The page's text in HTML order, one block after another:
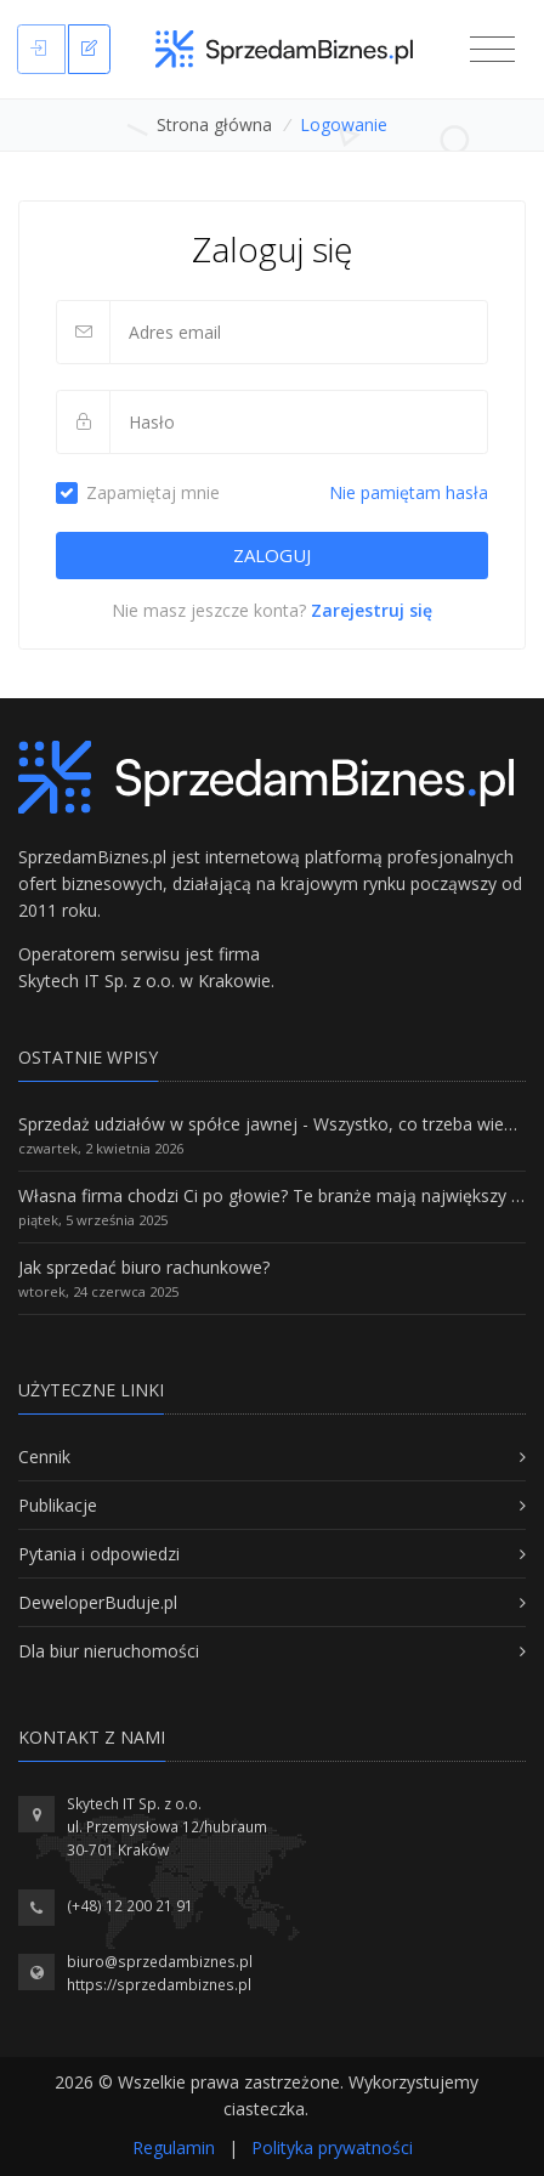
Strona główna / Logowanie
Zaloguj się
Zapamiętaj mnie Nie pamiętam hasła
Nie masz jeszcze konta? Zarejestruj się
SprzedamBiznes.pl jest internetową platformą profesjonalnych
ofert biznesowych, działającą na krajowym rynku począwszy od
2011 roku.
Operatorem serwisu jest firma
Skytech IT Sp. z o.o. w Krakowie.
OSTATNIE WPISY
Sprzedaż udziałów w spółce jawnej - Wszystko, co trzeba wiedzieć.
czwartek, 2 kwietnia 2026
Własna firma chodzi Ci po głowie? Te branże mają największy potencjał rozwoju
piątek, 5 września 2025
Jak sprzedać biuro rachunkowe?
wtorek, 24 czerwca 2025
UŻYTECZNE LINKI
Cennik
Publikacje
Pytania i odpowiedzi
DeweloperBuduje.pl
Dla biur nieruchomości
KONTAKT Z NAMI
Skytech IT Sp. z o.o.
ul. Przemysłowa 12/hubraum
30-701 Kraków
(+48) 12 200 21 91
biuro@sprzedambiznes.pl
https://sprzedambiznes.pl
2026 © Wszelkie prawa zastrzeżone. Wykorzystujemy
ciasteczka.
Regulamin
| Polityka prywatności